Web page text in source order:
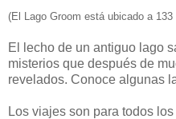
(El Lago Groom está ubicado a
El lecho de un antiguo lago
misterios que después de
revelados. Conoce algunas
Los viajes son para todos